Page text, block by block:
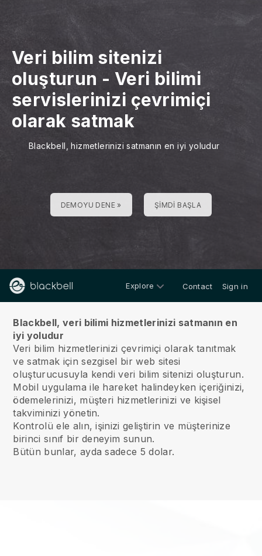
Veri bilim sitenizi
oluşturun - Veri bilimi
servislerinizi çevrimiçi
olarak satmak
Blackbell, hizmetlerinizi satmanın en iyi yoludur
DEMOYU DENE » ŞIMDI BAŞLA
Explore Contact Sign in
Blackbell, veri bilimi hizmetlerinizi satmanın en
iyi yoludur
Veri bilim hizmetlerinizi çevrimiçi olarak tanıtmak
ve satmak için sezgisel bir web sitesi
oluşturucusuyla kendi veri bilim sitenizi oluşturun.
Mobil uygulama ile hareket halindeyken içeriğinizi,
ödemelerinizi, müşteri hizmetlerinizi ve kişisel
takviminizi yönetin.
Kontrolü ele alın, işinizi geliştirin ve müşterinize
birinci sınıf bir deneyim sunun.
Bütün bunlar, ayda sadece 5 dolar.